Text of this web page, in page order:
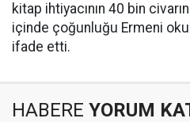
kitap ihtiyacının 40 bin
içinde çoğunluğu Ermeni
ifade etti.
HABERE YORUM